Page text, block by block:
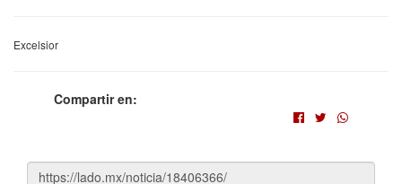
Excelsior
Compartir en: